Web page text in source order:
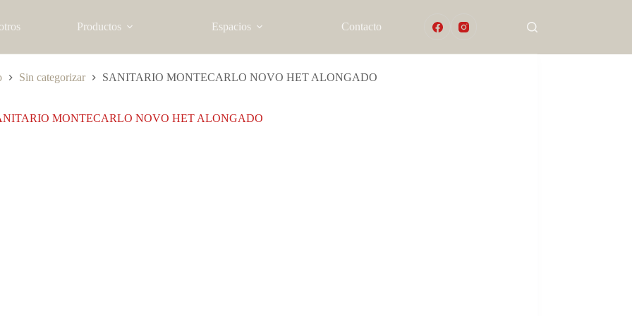
Productos Espacios Contacto
Sin categorizar SANITARIO MONTECARLO NOVO HET ALONGADO